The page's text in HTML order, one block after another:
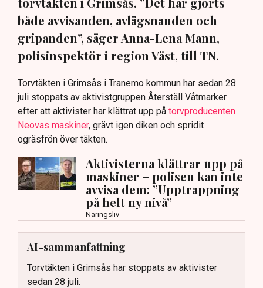
både avvisanden, avlägsnanden och
gripanden”, säger Anna-Lena Mann,
polisinspektör i region Väst, till TN.
Torvtäkten i Grimsås i Tranemo kommun har sedan 28
juli stoppats av aktivistgruppen Återställ Våtmarker
efter att aktivister har klättrat upp på torvproducenten
Neovas maskiner, grävt igen diken och spridit
ogräsfrön över täkten.
Aktivisterna klättrar upp på
maskiner – polisen kan inte
avvisa dem: ”Upptrappning
på helt ny nivå”
Näringsliv
AI-sammanfattning
Torvtäkten i Grimsås har stoppats av aktivister
sedan 28 juli.